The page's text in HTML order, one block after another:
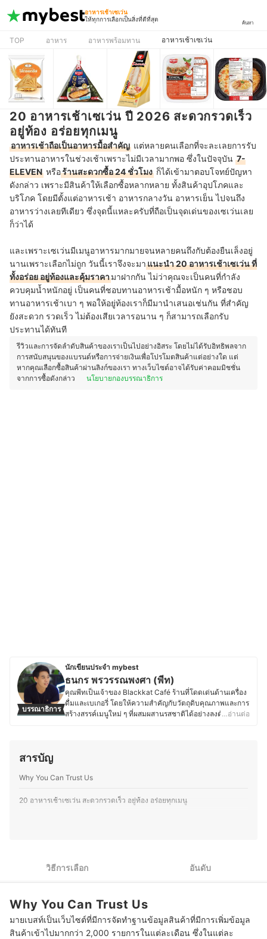
อาหารเช้าเซเว่น
ให้ทุกการเลือกเป็นสิ่งที่ดีที่สุด
ค้นหา
TOP อาหาร อาหารพร้อมทาน อาหารเช้าเซเว่น
20 อาหารเช้าเซเว่น ปี 2026 สะดวกรวดเร็ว
อยู่ท้อง อร่อยทุกเมนู
อาหารเช้าถือเป็นอาหารมื้อสำคัญ แต่หลายคนเลือกที่จะละเลยการรับ
ประทานอาหารในช่วงเช้าเพราะไม่มีเวลามากพอ ซึ่งในปัจจุบัน 7-
ELEVEN หรือร้านสะดวกซื้อ 24 ชั่วโมง ก็ได้เข้ามาตอบโจทย์ปัญหา
ดังกล่าว เพราะมีสินค้าให้เลือกซื้อหลากหลาย ทั้งสินค้าอุปโภคและ
บริโภค โดยมีตั้งแต่อาหารเช้า อาหารกลางวัน อาหารเย็น ไปจนถึง
อาหารว่างเลยทีเดียว ซึ่งจุดนี้แหละครับที่ถือเป็นจุดเด่นของเซเว่นเลย
ก็ว่าได้
และเพราะเซเว่นมีเมนูอาหารมากมายจนหลายคนถึงกับต้องยืนเล็งอยู่
นานเพราะเลือกไม่ถูก วันนี้เราจึงจะมาแนะนำ 20 อาหารเช้าเซเว่น ที่
ทั้งอร่อย อยู่ท้องและคุ้มราคามาฝากกัน ไม่ว่าคุณจะเป็นคนที่กำลัง
ควบคุมน้ำหนักอยู่ เป็นคนที่ชอบทานอาหารเช้ามื้อหนัก ๆ หรือชอบ
ทานอาหารเช้าเบา ๆ พอให้อยู่ท้องเราก็มีมานำเสนอเช่นกัน ที่สำคัญ
ยังสะดวก รวดเร็ว ไม่ต้องเสียเวลารอนาน ๆ ก็สามารถเลือกรับ
ประทานได้ทันที
รีวิวและการจัดลำดับสินค้าของเราเป็นไปอย่างอิสระ โดยไม่ได้รับอิทธิพลจาก
การสนับสนุนของแบรนด์หรือการจ่ายเงินเพื่อโปรโมตสินค้าแต่อย่างใด แต่
หากคุณเลือกซื้อสินค้าผ่านลิงก์ของเรา ทางเว็บไซต์อาจได้รับค่าคอมมิชชั่น
จากการซื้อดังกล่าว
นโยบายกองบรรณาธิการ
บรรณาธิการ
นักเขียนประจำ mybest
ธนกร พรวรรณพงศา (พีท)
คุณพีทเป็นเจ้าของ Blackkat Café ร้านที่โดดเด่นด้านเครื่อง
ดื่มและเบเกอรี่ โดยให้ความสำคัญกับวัตถุดิบคุณภาพและการ
สร้างสรรค์เมนูใหม่ ๆ ที่ผสมผสานรสชาติได้อย่างลงตัว ด้วย
ที่น่าประทับใจให้ลูกค้า ตั้งแต่การพัฒนาเมนูตามฤดูกาล กา
ลงตัว โดยนอกจากบริหารร้าน คุณพีทยังติดตามเทรนด์อาหาร
…อ่านต่อ
สารบัญ
Why You Can Trust Us
20 อาหารเช้าเซเว่น สะดวกรวดเร็ว อยู่ท้อง อร่อยทุกเมนู
วิธีการเลือก อันดับ
Why You Can Trust Us
มายเบสท์เป็นเว็บไซต์ที่มีการจัดทำฐานข้อมูลสินค้าที่มีการเพิ่มข้อมูล
สินค้าเข้าไปมากกว่า 2,000 รายการในแต่ละเดือน ซึ่งในแต่ละ